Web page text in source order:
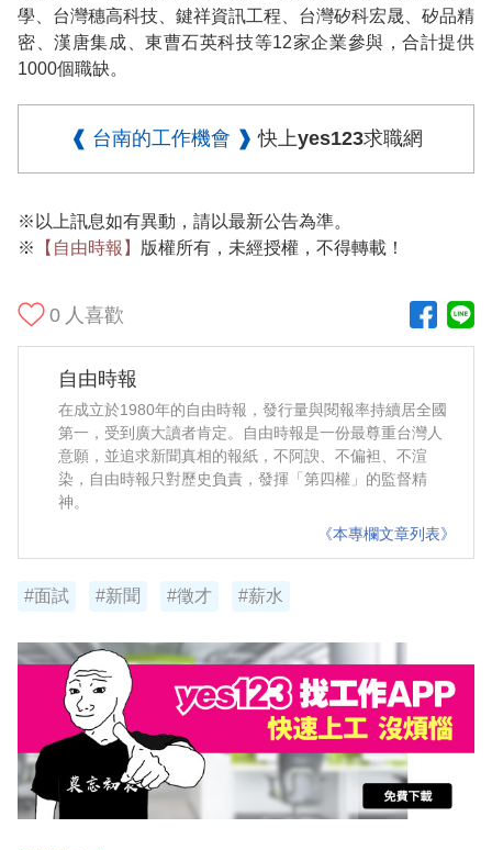
學、台灣穗高科技、鍵祥資訊工程、台灣矽科宏晟、矽品精
密、漢唐集成、東曹石英科技等12家企業參與，合計提供
1000個職缺。
❰ 台南的工作機會 ❱ 快上yes123求職網
※以上訊息如有異動，請以最新公告為準。
※
【自由時報】 版權所有，未經授權，不得轉載！
0 人喜歡
自由時報
在成立於1980年的自由時報，發行量與閱報率持續居全國
第一，受到廣大讀者肯定。自由時報是一份最尊重台灣人
意願，並追求新聞真相的報紙，不阿諛、不偏袒、不渲
染，自由時報只對歷史負責，發揮「第四權」的監督精
神。
《本專欄文章列表》
#面試 #新聞 #徵才 #薪水